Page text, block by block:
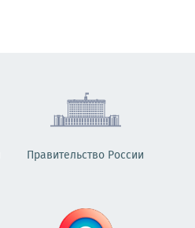
Правительство России